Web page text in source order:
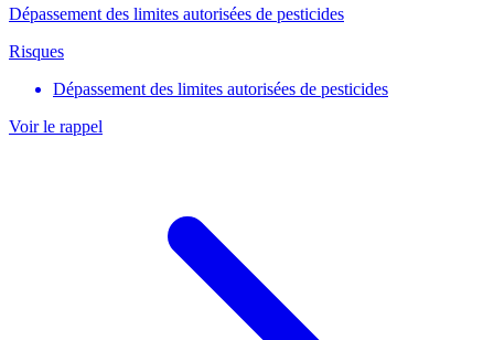
Dépassement des limites autorisées de pesticides
Risques
Dépassement des limites autorisées de pesticides
Voir le rappel